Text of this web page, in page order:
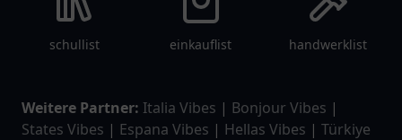
schullist einkauflist handwerklist
Weitere Partner: Italia Vibes | Bonjour Vibes |
States Vibes | Espana Vibes | Hellas Vibes | Türkiye